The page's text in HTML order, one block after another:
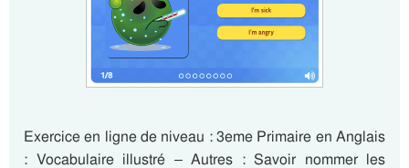
Exercice en ligne de niveau : 3eme Primaire en Anglais
: Vocabulaire illustré – Autres : Savoir nommer les